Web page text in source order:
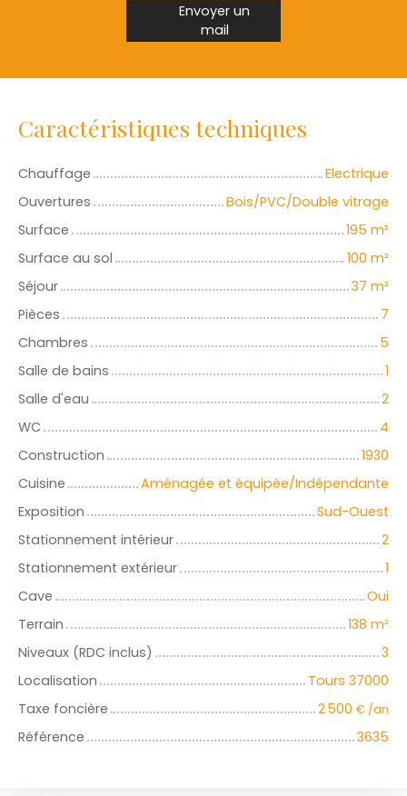
Envoyer un
mail
Caractéristiques techniques
Chauffage
Electrique
Ouvertures
Bois/PVC/Double vitrage
Surface
195 m²
Surface au sol
100 m²
Séjour
37 m²
Pièces
7
Chambres
5
Salle de bains
1
Salle d'eau
2
WC
4
Construction
1930
Cuisine
Aménagée et équipée/Indépendante
Exposition
Sud-Ouest
Stationnement intérieur
2
Stationnement extérieur
1
Cave
Oui
Terrain
138 m²
Niveaux (RDC inclus)
3
Localisation
Tours 37000
Taxe foncière
2 500 € /an
Référence 3635